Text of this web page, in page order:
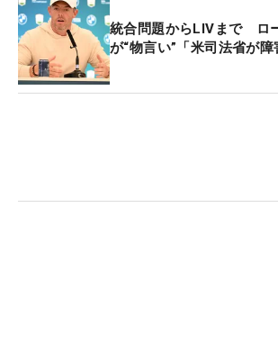
統合問題からLIVまで ロ
が“物言い”「米司法省が障